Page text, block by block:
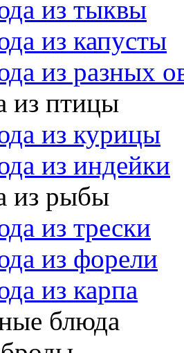
из тыквы
из капусты
из разных
из птицы
из курицы
из индейки
из рыбы
из трески
из форели
из карпа
блюда